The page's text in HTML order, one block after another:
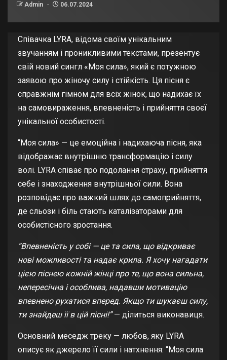
Admin 06.07.2024
Співачка LYRA, відома своїм унікальним
звучанням і проникливими текстами, презентує
свій новий сингл «Моя сила», який є потужною
заявою про жіночу силу і стійкість. Ця пісня є
справжнім гімном для всіх жінок, що надихає їх
на самовираження, впевненість і прийняття своєї
унікальної особистості.
“Моя сила» — це емоційна і надихаюча пісня, яка
відображає внутрішню трансформацію і силу
волі. LYRA співає про подолання страху, прийняття
себе і знаходження внутрішньої сили. Вона
розповідає про важкий шлях до самоприйняття,
де сльози і біль стають каталізаторами для
особистісного зростання.
“Впевненість у собі — це та сила, що відкриває
нові можливості та надає крила. Я хочу нагадати
цією піснею кожній жінці про те, що вона сильна,
непересічна і особлива, надавши мотивацію
впевнено рухатися вперед. Якщо ти шукаєш силу,
ти знайдеш її в цій пісні!”— ділиться виконавиця.
Основний меседж треку — любов, яку LYRA
описує як джерело її сили і натхнення: “Моя сила